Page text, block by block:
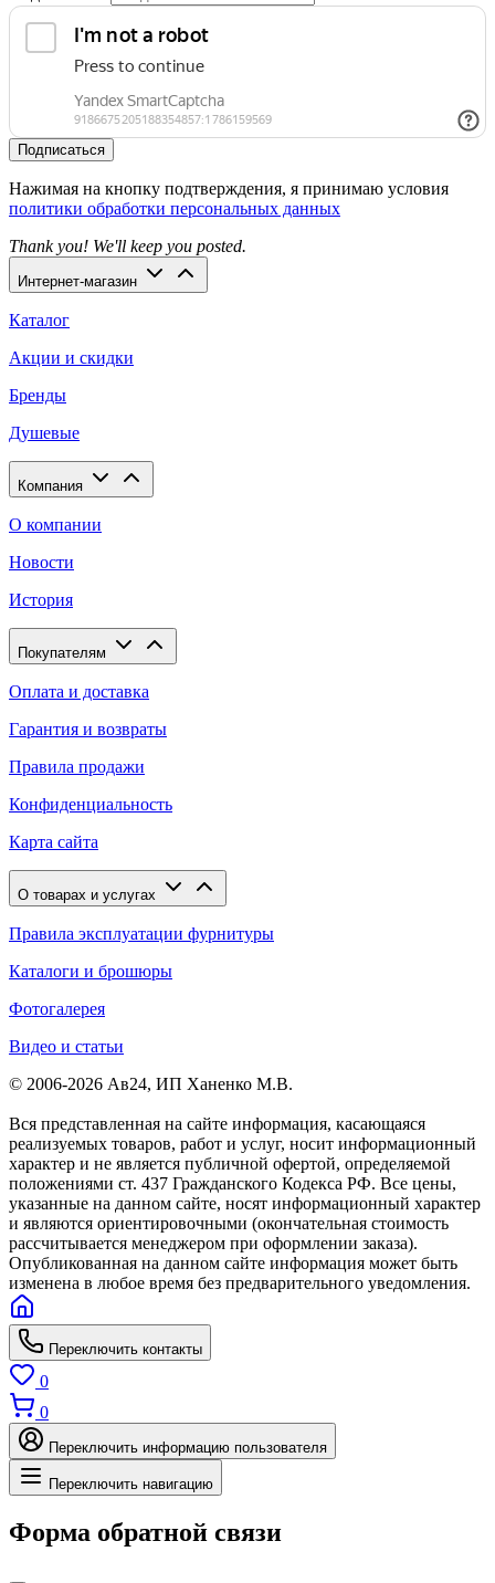
Подписаться
Нажимая на кнопку подтверждения, я принимаю условия
политики обработки персональных данных
Thank you! We'll keep you posted.
Интернет-магазин
Каталог
Акции и скидки
Бренды
Душевые
Компания
О компании
Новости
История
Покупателям
Оплата и доставка
Гарантия и возвраты
Правила продажи
Конфиденциальность
Карта сайта
О товарах и услугах
Правила эксплуатации фурнитуры
Каталоги и брошюры
Фотогалерея
Видео и статьи
© 2006-2026 Ав24, ИП Ханенко М.В.
Вся представленная на сайте информация, касающаяся
реализуемых товаров, работ и услуг, носит информационный
характер и не является публичной офертой, определяемой
положениями ст. 437 Гражданского Кодекса РФ. Все цены,
указанные на данном сайте, носят информационный характер
и являются ориентировочными (окончательная стоимость
рассчитывается менеджером при оформлении заказа).
Опубликованная на данном сайте информация может быть
изменена в любое время без предварительного уведомления.
Переключить контакты
0
0
Переключить информацию пользователя
Переключить навигацию
Форма обратной связи